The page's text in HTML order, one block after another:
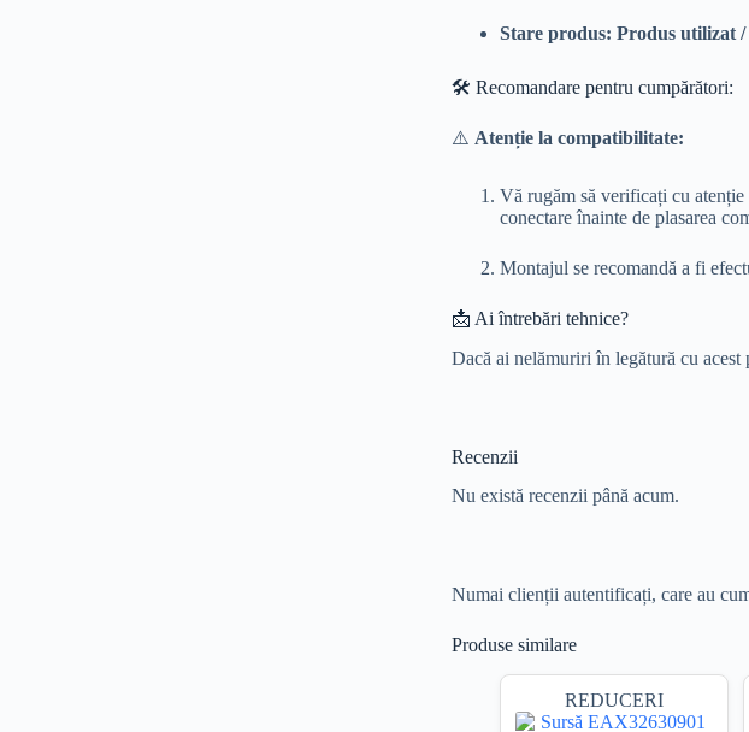
Stare produs: Produs utilizat
🛠️ Recomandare pentru cumpărători:
⚠️ Atenție la compatibilitate:
Vă rugăm să verificați cu
conectare înainte de plasarea
Montajul se recomandă a fi
📩 Ai întrebări tehnice?
Dacă ai nelămuriri în legătură cu acest
Recenzii
Nu există recenzii până acum.
Numai clienții autentificați, care au
Produse similare
REDUCERI